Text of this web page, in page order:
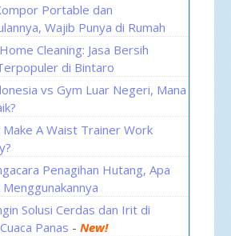
Portable dan
Wajib Punya di Rumah
Cleaning: Jasa Bersih
di Bintaro
vs Gym Luar Negeri, Mana
A Waist Trainer Work
Penagihan Hutang, Apa
Solusi Cerdas dan Irit di
Panas - New!